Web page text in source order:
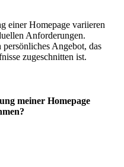
einer Homepage variieren
Anforderungen.
Angebot, das
zugeschnitten ist.
meiner Homepage